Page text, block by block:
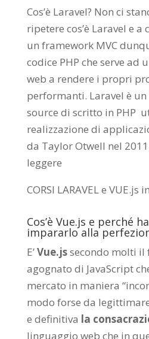
Cos’è Laravel? Non ci
ripetere cos’è Laravel e a
un framework MVC
codice PHP che serve ad
web a rendere i propri
performanti. Laravel è
source di scritto in PHP
realizzazione di
da Taylor Otwell nel
leggere
CORSI LARAVEL e
Cos’è Vue.js e perché
impararlo alla
E’Vue.jssecondo molti il
agognato di JavaScript
mercato in maniera
modo forse da
e definitiva la
linguaggio web che in